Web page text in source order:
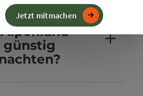
Jetzt mitmachen
du im
Alpenland
günstig